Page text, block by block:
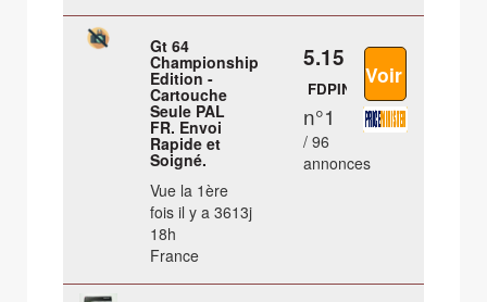
Gt 64
Championship
Edition -
Cartouche
Seule PAL
FR. Envoi
Rapide et
Soigné.
Vue la 1ère
fois il y a 3613j
18h
France
5.15 €
FDPIN
n°1
/ 96
annonces